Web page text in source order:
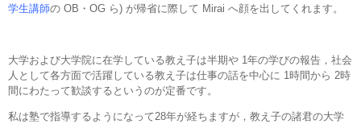
学生講師の OB・OG ら) が帰省に際して Mirai へ顔を出してくれます。
大学および大学院に在学している教え子は半期や 1年の学びの報告，社会
人として各方面で活躍している教え子は仕事の話を中心に 1時間から 2時
間にわたって歓談するというのが定番です。
私は塾で指導するようになって28年が経ちますが，教え子の諸君の大学